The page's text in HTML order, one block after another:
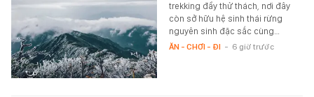
trekking đầy thử thách, nơi đây
còn sở hữu hệ sinh thái rừng
nguyên sinh đặc sắc cùng…
ĂN - CHƠI - ĐI - 6 giờ trước